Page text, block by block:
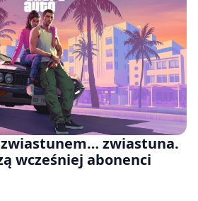
zwiastunem… zwiastuna.
wcześniej abonenci